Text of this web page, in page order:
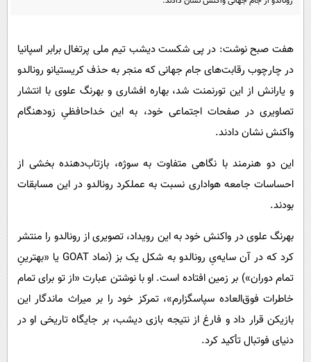
سرگرمی
گوناگون
محیط زیست
فرهنگی
بین الملل
حیات وحش
سیاست خارجی
پیامک
آشپزی
هفت صبح نوشت: در پی شکست دیشب تیم ملی پرتغال برابر اسپانیا
در چارچوب رقابت‌های جام جهانی که منجر به حذف کریستیانو رونالدو
و یارانش از این تورنمنت شد، بهاره افشاری و بهرنگ علوی با انتشار
تصاویری در صفحات اجتماعی خود، به این خداحافظیِ زودهنگام
واکنش نشان دادند.
این دو هنرمند با نگاهی متفاوت به سوژه، بازتاب‌دهنده بخشی از
احساسات جامعه هواداری نسبت به عملکرد رونالدو در این مسابقات
بودند.
بهرنگ علوی در واکنش خود به این رویداد، تصویری از رونالدو را منتشر
کرد که در آن سایه‌یِ رونالدو به شکل یک بز (نماد GOAT یا «بهترینِ
تمام دوران») بر زمین افتاده است. او با نوشتن عبارت «از تو برای تمام
خاطرات فوق‌العاده سپاسگزارم»، تمرکز خود را بر میراث ماندگار این
بازیکن قرار داد و فارغ از نتیجه بازی دیشب، بر جایگاه تاریخی او در
دنیای فوتبال تأکید کرد.